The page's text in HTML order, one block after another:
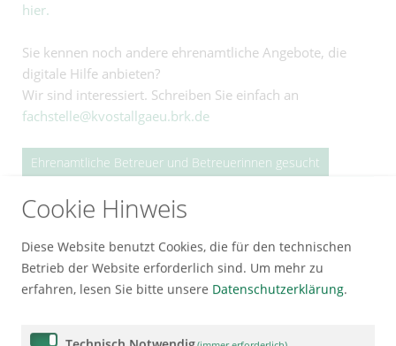
hier.
Sie kennen noch andere ehrenamtliche Angebote, die
digitale Hilfe anbieten?
Wir sind interessiert. Schreiben Sie einfach an
fachstelle@kvostallgaeu.brk.de
Ehrenamtliche Betreuer und Betreuerinnen gesucht
Die Betreuungsstelle des Landkreises Ostallgäu sucht
laufend: ehrenamtliche rechtliche Betreuerinnen und
Betreuer.
Sie sind auf der Suche nach einem sinnstiftenden,
Cookie Hinweis
Diese Website benutzt Cookies, die für den technischen
Betrieb der Website erforderlich sind. Um mehr zu
erfahren, lesen Sie bitte unsere Datenschutzerklärung.